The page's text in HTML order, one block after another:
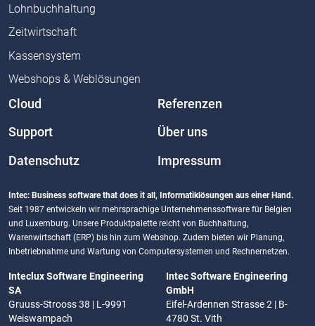
Lohnbuchhaltung
Zeitwirtschaft
Kassensystem
Webshops & Weblösungen
Cloud Referenzen
Support Über uns
Datenschutz Impressum
Intec: Business software that does it all, Informatiklösungen aus einer Hand.
Seit 1987 entwickeln wir mehrsprachige Unternehmenssoftware für Belgien
und Luxemburg. Unsere Produktpalette reicht von Buchhaltung,
Warenwirtschaft (ERP) bis hin zum Webshop. Zudem bieten wir Planung,
Inbetriebnahme und Wartung von Computersystemen und Rechnernetzen.
Inteclux Software Engineering
SA
Gruuss-Strooss 38 | L-9991
Weiswampach
Intec Software Engineering
GmbH
Eifel-Ardennen Strasse 2 | B-
4780 St. Vith